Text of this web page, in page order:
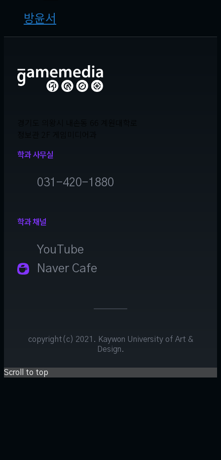
방윤서
경기도 의왕시 내손동 66 계원대학로
정보관 2F 게임미디어과
학과 사무실
031-420-1880
학과 채널
YouTube
Naver Cafe
copyright(c) 2021. Kaywon University of Art &
Design.
Scroll to top